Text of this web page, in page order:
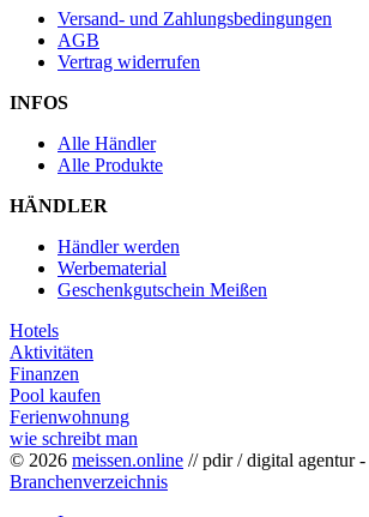
Versand- und Zahlungsbedingungen
AGB
Vertrag widerrufen
INFOS
Alle Händler
Alle Produkte
HÄNDLER
Händler werden
Werbematerial
Geschenkgutschein Meißen
Hotels
Aktivitäten
Finanzen
Pool kaufen
Ferienwohnung
wie schreibt man
© 2026 meissen.online // pdir / digital agentur -
Branchenverzeichnis